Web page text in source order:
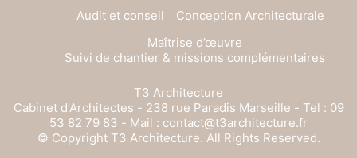
Audit et conseil
Conception Architecturale
Maîtrise d’œuvre
Suivi de chantier & missions complémentaires
T3 Architecture
Cabinet d'Architectes - 238 rue Paradis Marseille - Tel : 09
53 82 79 83 - Mail : contact@t3architecture.fr
© Copyright T3 Architecture. All Rights Reserved.